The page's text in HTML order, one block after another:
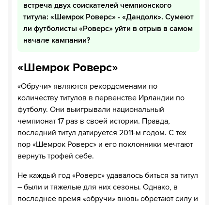
встреча двух соискателей чемпионского
титула: «Шемрок Роверс» - «Дандолк». Сумеют
ли футболисты «Роверс» уйти в отрыв в самом
начале кампании?
«Шемрок Роверс»
«Обручи» являются рекордсменами по
количеству титулов в первенстве Ирландии по
футболу. Они выигрывали национальный
чемпионат 17 раз в своей истории. Правда,
последний титул датируется 2011-м годом. С тех
пор «Шемрок Роверс» и его поклонники мечтают
вернуть трофей себе.
Не каждый год «Роверс» удавалось биться за титул
– были и тяжелые для них сезоны. Однако, в
последнее время «обручи» вновь обретают силу и